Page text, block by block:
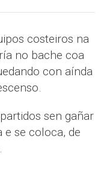
costeiros na
no bache coa
con aínda
sen gañar
e se coloca, de